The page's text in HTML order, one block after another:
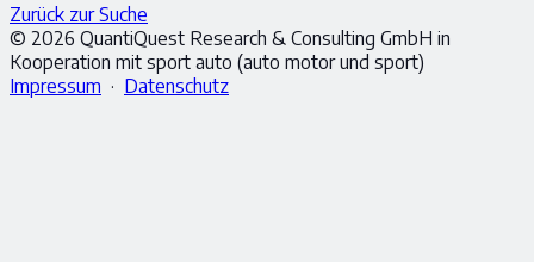
Zurück zur Suche
© 2026 QuantiQuest Research & Consulting GmbH in
Kooperation mit sport auto (auto motor und sport)
Impressum · Datenschutz